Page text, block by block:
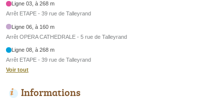
Ligne 03, à 268 m
Arrêt ETAPE - 39 rue de Talleyrand
Ligne 06, à 160 m
Arrêt OPERA CATHEDRALE - 5 rue de Talleyrand
Ligne 08, à 268 m
Arrêt ETAPE - 39 rue de Talleyrand
Voir tout
Informations